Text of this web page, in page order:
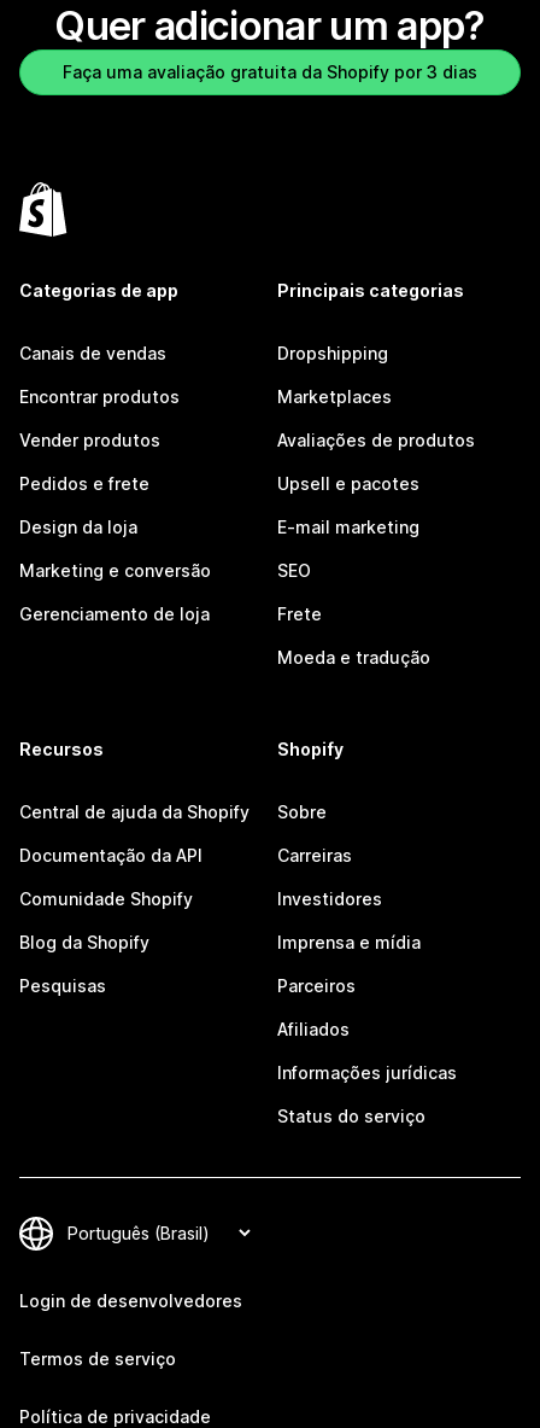
Quer adicionar um app?
Faça uma avaliação gratuita da Shopify por 3 dias
Categorias de app
Canais de vendas
Encontrar produtos
Vender produtos
Pedidos e frete
Design da loja
Marketing e conversão
Gerenciamento de loja
Principais categorias
Dropshipping
Marketplaces
Avaliações de produtos
Upsell e pacotes
E-mail marketing
SEO
Frete
Moeda e tradução
Recursos
Central de ajuda da Shopify
Documentação da API
Comunidade Shopify
Blog da Shopify
Pesquisas
Shopify
Sobre
Carreiras
Investidores
Imprensa e mídia
Parceiros
Afiliados
Informações jurídicas
Status do serviço
Login de desenvolvedores
Termos de serviço
Política de privacidade